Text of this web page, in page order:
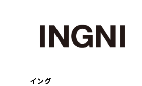
イング